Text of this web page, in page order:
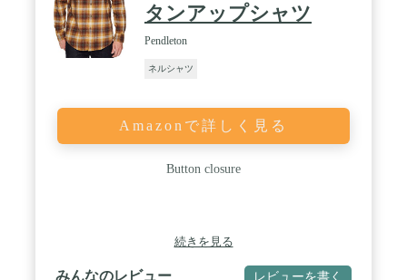
タンアップシャツ
Pendleton
ネルシャツ
Amazonで詳しく見る
Button closure
続きを見る
みんなのレビュー レビューを書く